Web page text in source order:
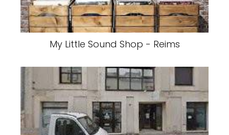
My Little Sound Shop - Reims